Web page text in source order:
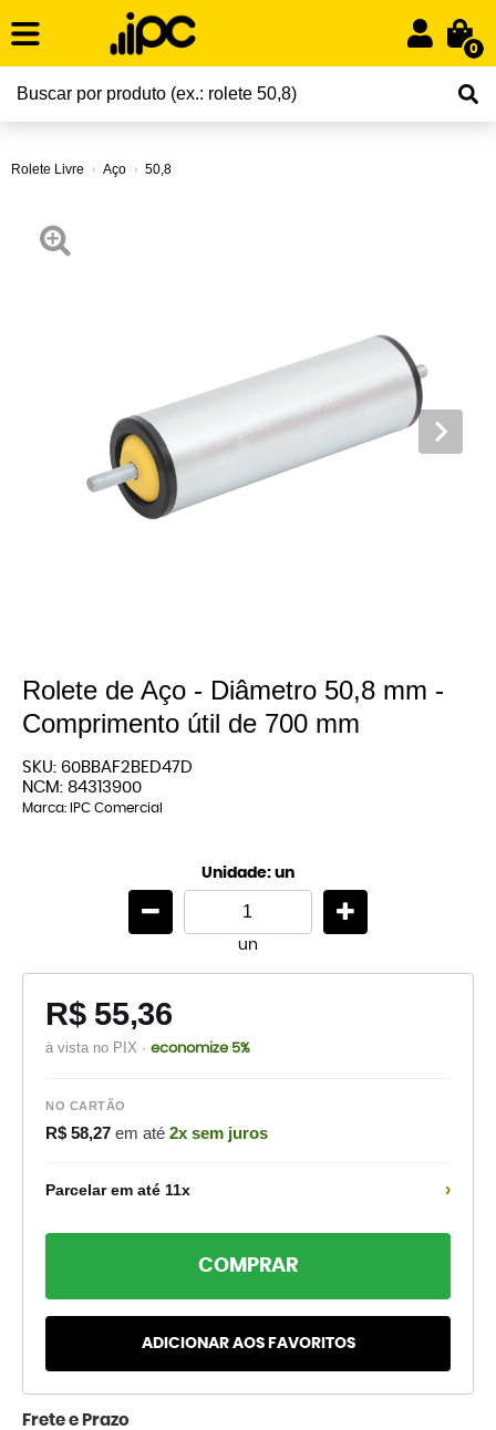
0
Rolete Livre Aço 50,8
Rolete de Aço - Diâmetro 50,8 mm -
Comprimento útil de 700 mm
SKU: 60BBAF2BED47D
NCM: 84313900
Marca: IPC Comercial
Unidade: un
un
R$ 55,36
à vista no PIX · economize 5%
NO CARTÃO
R$ 58,27 em até 2x sem juros
Parcelar em até 11x ›
COMPRAR
ADICIONAR AOS FAVORITOS
Frete e Prazo